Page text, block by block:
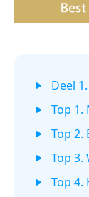
Deel
Top 1.
Top 2.
Top 3.
Top 4.